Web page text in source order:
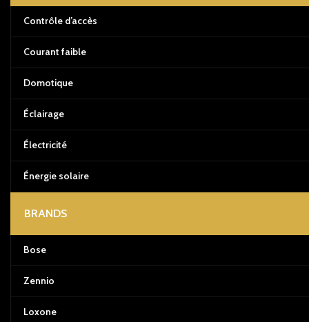
Contrôle d’accès
Courant faible
Domotique
Éclairage
Électricité
Énergie solaire
BRANDS
Bose
Zennio
Loxone